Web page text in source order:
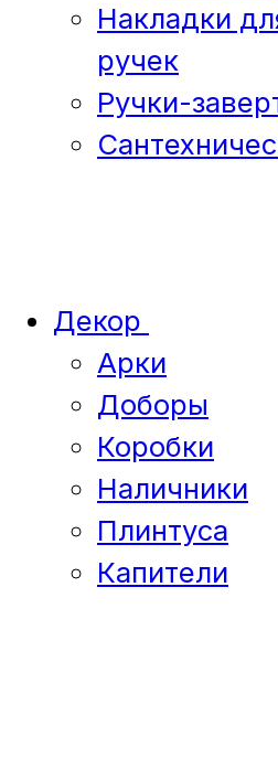
Накладки
ручек
Ручки-
Декор
Арки
Доборы
Коробки
Наличники
Плинтуса
Капители